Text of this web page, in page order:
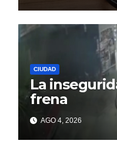
CIUDAD
La
frena
AGO 4, 2026